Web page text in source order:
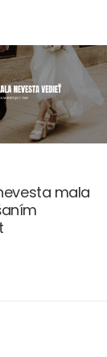
mala